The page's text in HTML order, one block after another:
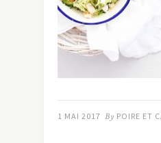
1 MAI 2017 By POIRE ET